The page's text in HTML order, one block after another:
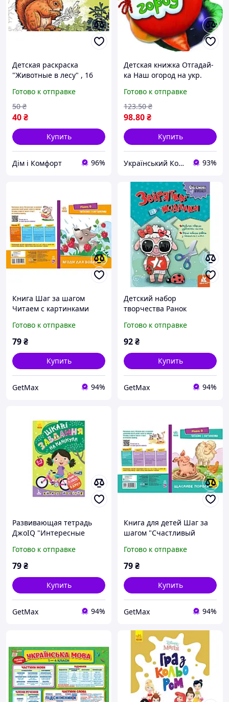
Детская раскраска
"Животные в лесу" , 16
Готово к отправке
40₴
50 ₴
Купить
Дім і Комфорт 96%
Детская книжка Отгадай-
ка Наш огород на укр.
85)
Готово к отправке
98.80₴
123.50 ₴
Купить
Український Кошик 93%
Книга Шаг за шагом
Читаем с картинками
QR-кодом 16 стр от 4 лет
Готово к отправке
79₴
Купить
GetMax 94%
Детский набор
творчества Ранок
Зверушки-модники для
детей от 5 лет, 12 стр
Готово к отправке
92₴
Купить
GetMax 94%
Развивающая тетрадь
ДжоIQ "Интересные
938004, укр, 16 страниц,
мягкая обложка
Готово к отправке
79₴
Купить
GetMax 94%
Книга для детей Шаг за
шагом "Счастливый
и QR аудиосказкой,
мягкий переплет, 16
Готово к отправке
79₴
Купить
GetMax 94%